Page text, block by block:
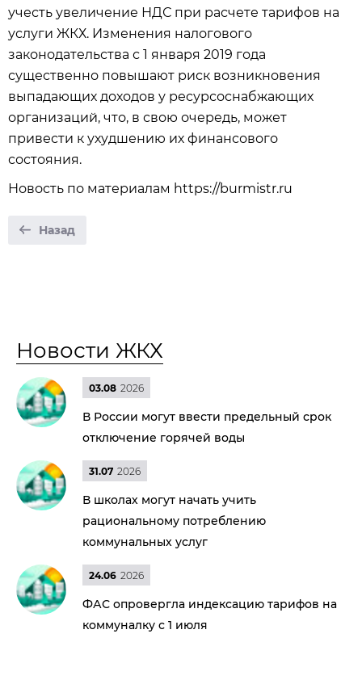
учесть увеличение НДС при расчете тарифов на
услуги ЖКХ. Изменения налогового
законодательства с 1 января 2019 года
существенно повышают риск возникновения
выпадающих доходов у ресурсоснабжающих
организаций, что, в свою очередь, может
привести к ухудшению их финансового
состояния.
Новость по материалам https://burmistr.ru
Назад
Новости ЖКХ
03.08 2026
В России могут ввести предельный срок
отключение горячей воды
31.07 2026
В школах могут начать учить
рациональному потреблению
коммунальных услуг
24.06 2026
ФАС опровергла индексацию тарифов на
коммуналку с 1 июля